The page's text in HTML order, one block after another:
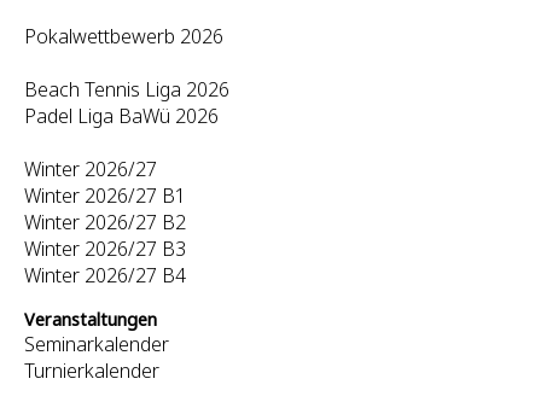
Pokalwettbewerb 2026
Beach Tennis Liga 2026
Padel Liga BaWü 2026
Winter 2026/27
Winter 2026/27 B1
Winter 2026/27 B2
Winter 2026/27 B3
Winter 2026/27 B4
Veranstaltungen
Seminarkalender
Turnierkalender